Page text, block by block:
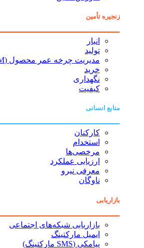
زنجیره تأمین
انبار
تولید
مدیریت چرخه عمر محصول (PLM)
خرید
نگهداری
کیفیت
منابع انسانی
کارکنان
استخدام
مرخصی‌ها
ارزیابی عملکرد
معرفی نیرو
ناوگان
بازاریابی
بازاریابی شبکه‌های اجتماعی
ایمیل مارکتینگ
پیامکی (SMS مارکتینگ)